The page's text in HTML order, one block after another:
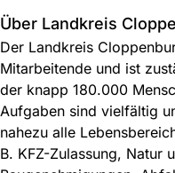
Über Landkreis
Der Landkreis
Mitarbeitende und ist
der knapp 180.000
Aufgaben sind vielfältig
nahezu alle
B. KFZ-Zulassung, Natur